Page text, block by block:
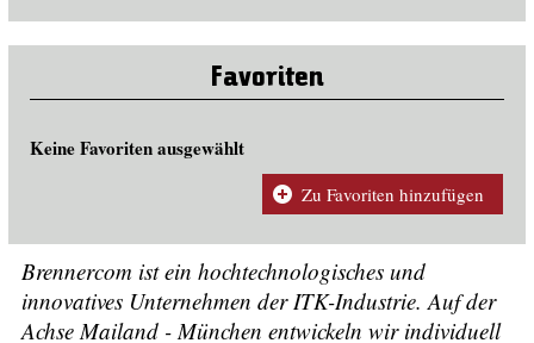
Favoriten
Keine Favoriten ausgewählt
Zu Favoriten hinzufügen
Brennercom ist ein hochtechnologisches und
innovatives Unternehmen der ITK-Industrie. Auf der
Achse Mailand - München entwickeln wir individuell